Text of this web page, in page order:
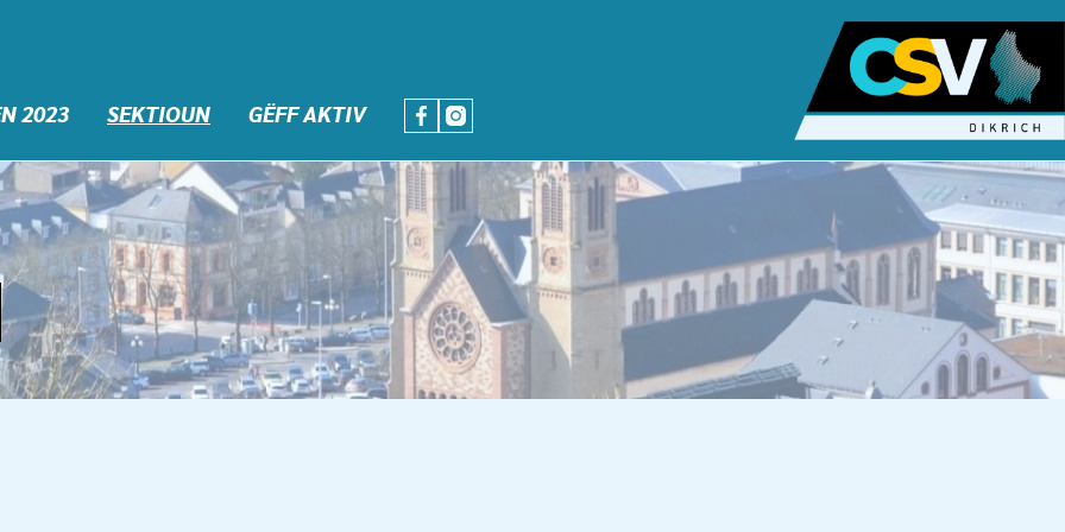
2023 SEKTIOUN GËFF AKTIV